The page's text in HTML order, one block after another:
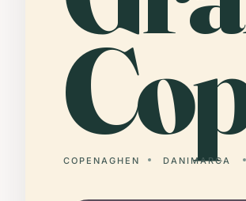
COPENAGHEN DANIMARCA